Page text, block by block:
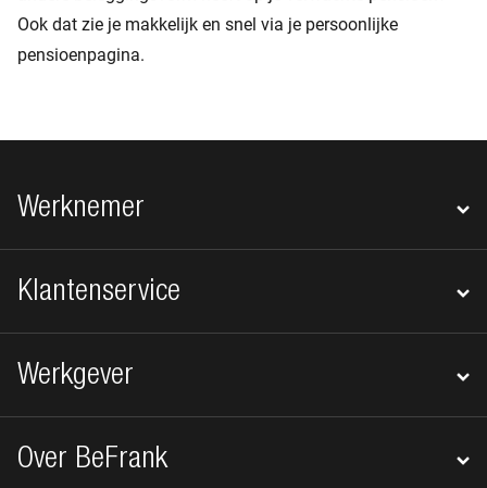
Ook dat zie je makkelijk en snel via je persoonlijke
pensioenpagina.
Footer navigatie
Werknemer
Klantenservice
Werkgever
Over BeFrank